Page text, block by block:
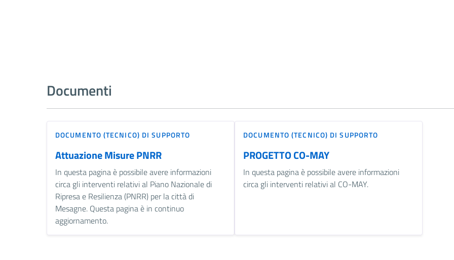
Documenti
DOCUMENTO (TECNICO) DI SUPPORTO
Attuazione Misure PNRR
In questa pagina è possibile avere informazioni
circa gli interventi relativi al Piano Nazionale di
Ripresa e Resilienza (PNRR) per la città di
Mesagne. Questa pagina è in continuo
aggiornamento.
DOCUMENTO (TECNICO) DI SUPPORTO
PROGETTO CO-MAY
In questa pagina è possibile avere informazioni
circa gli interventi relativi al CO-MAY.